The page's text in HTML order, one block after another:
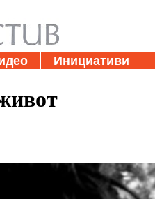
Инициативи